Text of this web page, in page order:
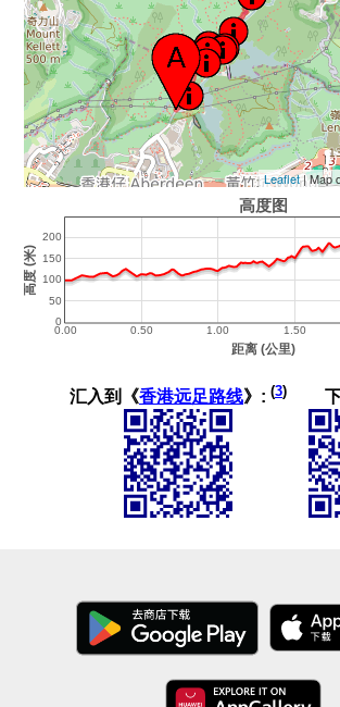
Leaflet| Map
汇入到《香港远足路线》: (3)